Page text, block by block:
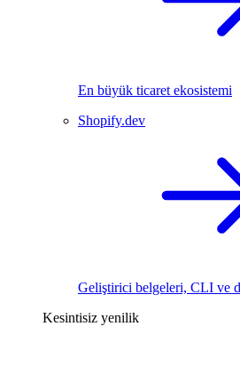
En büyük ticaret ekosistemi
Shopify.dev
Geliştirici belgeleri, CLI ve
Kesintisiz yenilik